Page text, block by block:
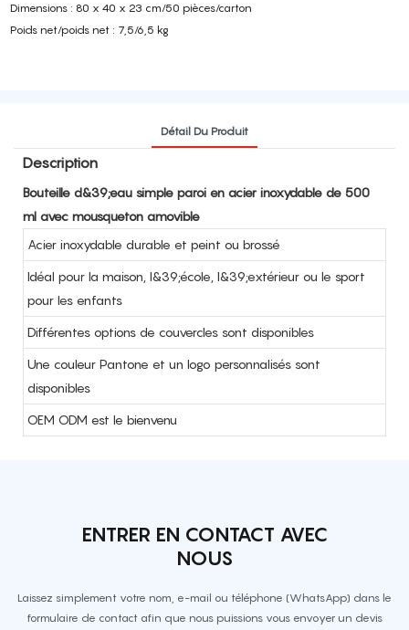
Dimensions : 80 x 40 x 23 cm/50 pièces/carton
Poids net/poids net : 7,5/6,5 kg
Détail Du Produit
Description
Bouteille d&39;eau simple paroi en acier inoxydable de 500
ml avec mousqueton amovible
Acier inoxydable durable et peint ou brossé
Idéal pour la maison, l&39;école, l&39;extérieur ou le sport
pour les enfants
Différentes options de couvercles sont disponibles
Une couleur Pantone et un logo personnalisés sont
disponibles
OEM ODM est le bienvenu
ENTRER EN CONTACT AVEC
NOUS
Laissez simplement votre nom, e-mail ou téléphone (WhatsApp) dans le
formulaire de contact afin que nous puissions vous envoyer un devis